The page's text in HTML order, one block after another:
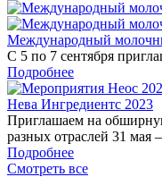
Международный
С 5 по 7 сентября
Подробнее
Нева Ингредиентс 2023
Приглашаем на
разных отраслей 31 мая
Подробнее
Смотреть все